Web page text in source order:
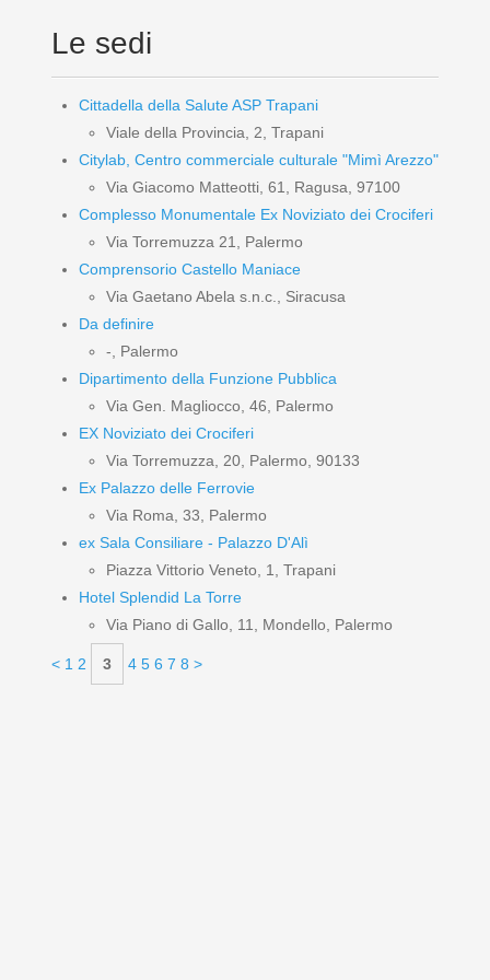
Le sedi
Cittadella della Salute ASP Trapani
Viale della Provincia, 2, Trapani
Citylab, Centro commerciale culturale "Mimì Arezzo"
Via Giacomo Matteotti, 61, Ragusa, 97100
Complesso Monumentale Ex Noviziato dei Crociferi
Via Torremuzza 21, Palermo
Comprensorio Castello Maniace
Via Gaetano Abela s.n.c., Siracusa
Da definire
-, Palermo
Dipartimento della Funzione Pubblica
Via Gen. Magliocco, 46, Palermo
EX Noviziato dei Crociferi
Via Torremuzza, 20, Palermo, 90133
Ex Palazzo delle Ferrovie
Via Roma, 33, Palermo
ex Sala Consiliare - Palazzo D'Alì
Piazza Vittorio Veneto, 1, Trapani
Hotel Splendid La Torre
Via Piano di Gallo, 11, Mondello, Palermo
< 1 2 3 4 5 6 7 8 >